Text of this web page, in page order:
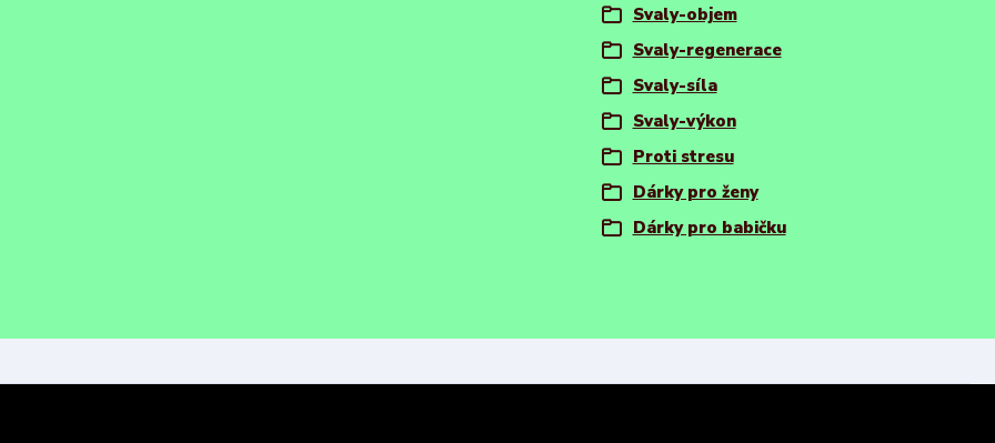
Svaly-objem
Svaly-regenerace
Svaly-síla
Svaly-výkon
Proti stresu
Dárky pro ženy
Dárky pro babičku